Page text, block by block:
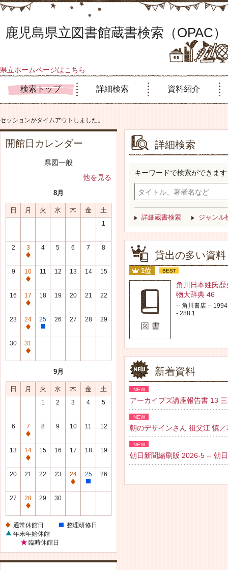
鹿児島県立図書館蔵書検索（OPAC）
県立ホームページはこちら
検索トップ 詳細検索 資料紹介
セッションがタイムアウトしました。
開館日カレンダー
県図一般
他を見る
8月
日 月 火 水 木 金 土
1
2
3
通
常
休
館
日
4 5 6 7 8
9
10
通
常
休
館
日
11 12 13 14 15
16
17
通
常
休
館
日
18 19 20 21 22
23
24
通
常
休
館
25
整
修
26 27 28 29
30
31
通
館
日
9月
日 月 火 水 木 金 土
1 2 3 4 5
6
7
通
常
休
館
8 9 10 11 12
13
14
通
常
館
日
15 16 17 18 19
20 21 22 23
24
通
館
日
25
整
修
日
26
27
28
通
休
館
日
29 30
通常休館日
整理研修日
年末年始休館
臨時休館日
詳細検索
キーワードで検索ができます
詳細蔵書検索 ジャンル
貸出の多い資料
1位 BEST
角川日本姓氏歴
物大辞典 46
-- 角川書店 --
- 288.1
新着資料
NEW
アーカイブズ講座報告書 13
NEW
朝のデザインさん 祖父江 慎
NEW
朝日新聞縮刷版 2026-5 -- 朝